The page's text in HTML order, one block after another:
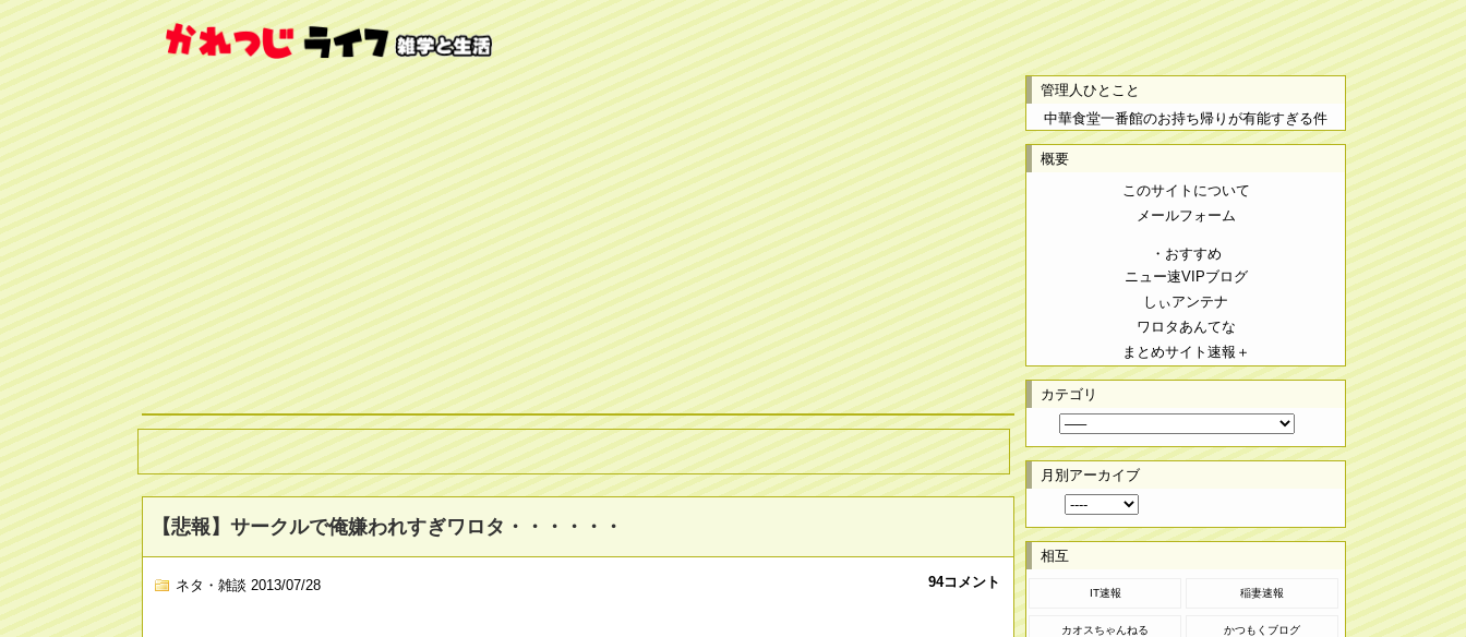
【悲報】サークルで俺嫌われすぎワロタ・・・・・・
ネタ・雑談 2013/07/28 94コメント
管理人ひとこと
中華食堂一番館のお持ち帰りが有能すぎる件
概要
このサイトについて
メールフォーム
・おすすめ
ニュー速VIPブログ
しぃアンテナ
ワロタあんてな
まとめサイト速報＋
カテゴリ
月別アーカイブ
相互
IT速報 稲妻速報
カオスちゃんねる かつもくブログ